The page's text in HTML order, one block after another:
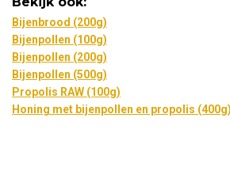
Bijenbrood (200g)
Bijenpollen (100g)
Bijenpollen (200g)
Bijenpollen (500g)
Propolis RAW (100g)
Honing met bijenpollen en propolis (400g)